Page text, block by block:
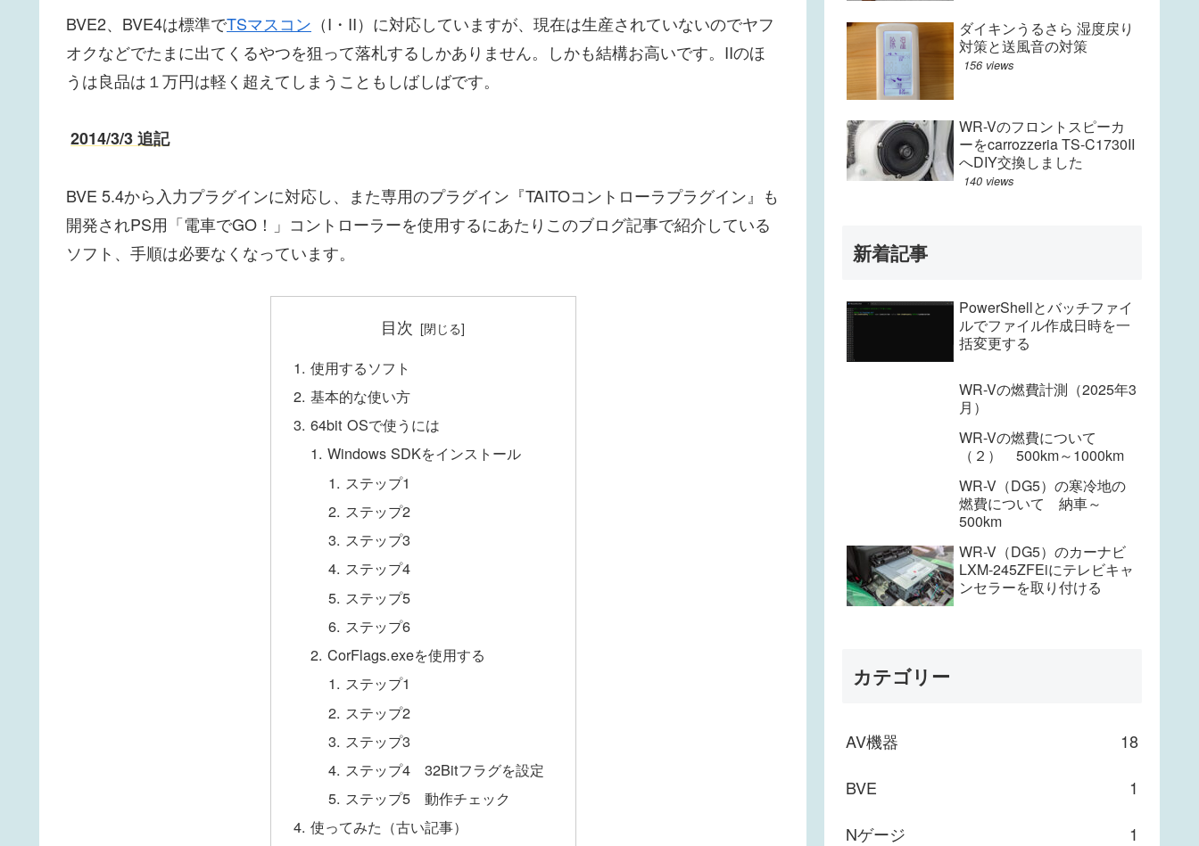
BVE2、BVE4は標準でTSマスコン （I・II）に対応していますが、現在は生産されていないのでヤフ
オクなどでたまに出てくるやつを狙って落札するしかありません。しかも結構お高いです。IIのほ
うは良品は１万円は軽く超えてしまうこともしばしばです。
2014/3/3 追記
BVE 5.4から入力プラグインに対応し、また専用のプラグイン『TAITOコントローラプラグイン』も
開発されPS用「電車でGO！」コントローラーを使用するにあたりこのブログ記事で紹介している
ソフト、手順は必要なくなっています。
目次
使用するソフト
基本的な使い方
64bit OSで使うには
Windows SDKをインストール
ステップ1
ステップ2
ステップ3
ステップ4
ステップ5
ステップ6
CorFlags.exeを使用する
ステップ1
ステップ2
ステップ3
ステップ4 32Bitフラグを設定
ステップ5 動作チェック
使ってみた（古い記事）
ダイキンうるさら 湿度戻り
対策と送風音の対策
156 views
WR-Vのフロントスピーカ
ーをcarrozzeria TS-C1730II
へDIY交換しました
140 views
新着記事
PowerShellとバッチファイ
ルでファイル作成日時を一
括変更する
WR-Vの燃費計測（2025年3
月）
WR-Vの燃費について
（２） 500km～1000km
WR-V（DG5）の寒冷地の
燃費について 納車～
500km
WR-V（DG5）のカーナビ
LXM-245ZFEiにテレビキャ
ンセラーを取り付ける
カテゴリー
AV機器
18
BVE
1
Nゲージ
1